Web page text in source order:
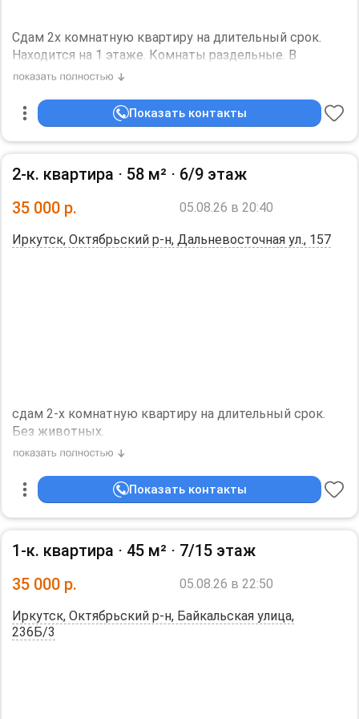
Сдам 2х комнатную квартиру на длительный срок.
Находится на 1 этаже. Комнаты раздельные. В
квартире имеется вся необходимая мебель и бытовая
Заселение с 21 августа.
Дополнительная информация:
санузел - совмещённый, мебель - кухня, хранение
микроволновка, стиральная машина.
Показать контакты
2-к. квартира ⋅ 58 м² ⋅ 6/9 этаж
35 000 р. 05.08.26 в 20:40
Иркутск, Октябрьский р-н, Дальневосточная ул., 157
сдам 2-х комнатную квартиру на длительный срок.
Без животных.
Дополнительная информация:
одежды, спальные места, холодильник, плита,
микроволновка, стиральная машина.
Показать контакты
1-к. квартира ⋅ 45 м² ⋅ 7/15 этаж
35 000 р. 05.08.26 в 22:50
Иркутск, Октябрьский р-н, Байкальская улица,
236Б/3